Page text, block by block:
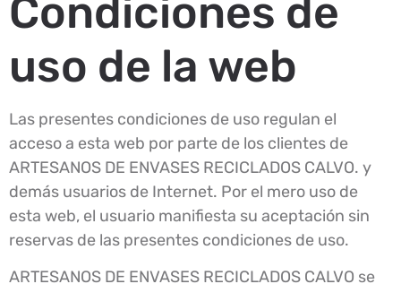
Condiciones de
uso de la web
Las presentes condiciones de uso regulan el
acceso a esta web por parte de los clientes de
ARTESANOS DE ENVASES RECICLADOS CALVO. y
demás usuarios de Internet. Por el mero uso de
esta web, el usuario manifiesta su aceptación sin
reservas de las presentes condiciones de uso.
ARTESANOS DE ENVASES RECICLADOS CALVO se